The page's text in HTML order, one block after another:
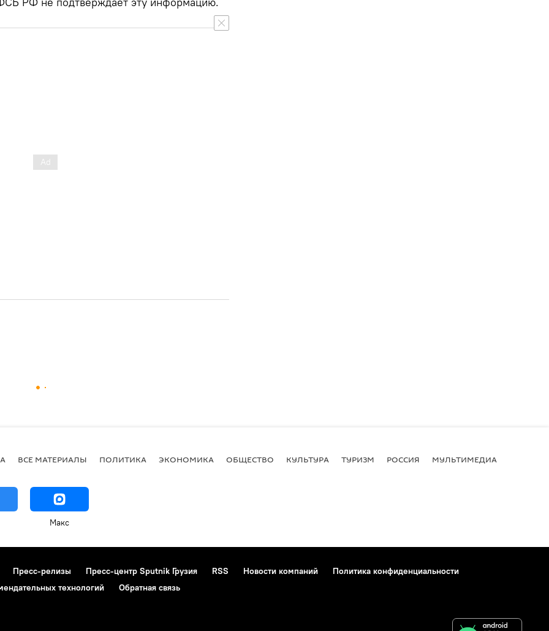
ВСЕ МАТЕРИАЛЫ ПОЛИТИКА ЭКОНОМИКА ОБЩЕСТВО КУЛЬТУРА ТУРИЗМ РОССИЯ МУЛЬТИМЕДИА
Макс
Пресс-релизы Пресс-центр Sputnik Грузия RSS Новости компаний
Политика конфиденциальности
технологий Обратная связь